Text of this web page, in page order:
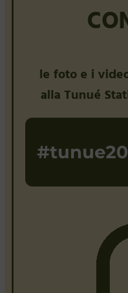
le foto e i
alla Tunué
#tunue20